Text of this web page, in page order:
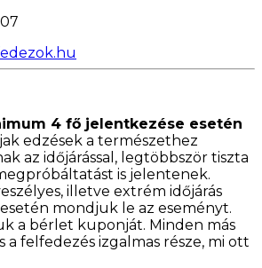
4 fő jelentkezése esetén
edzések a természethez
az időjárással, legtöbbször tiszta
is jelentenek.
illetve extrém időjárás
mondjuk le az eseményt.
a bérlet kuponját. Minden más
a felfedezés izgalmas része, mi ott